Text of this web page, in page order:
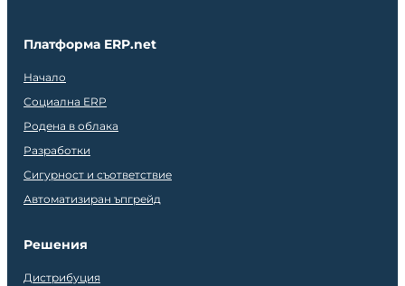
Платформа ERP.net
Начало
Социална ERP
Родена в облака
Разработки
Сигурност и съответствие
Автоматизиран ъпгрейд
Решения
Дистрибуция